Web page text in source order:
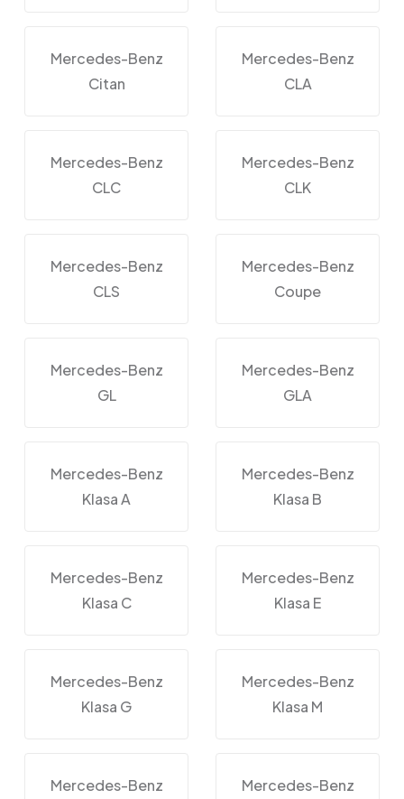
Mercedes-Benz
Citan
Mercedes-Benz
CLA
Mercedes-Benz
CLC
Mercedes-Benz
CLK
Mercedes-Benz
CLS
Mercedes-Benz
Coupe
Mercedes-Benz
GL
Mercedes-Benz
GLA
Mercedes-Benz
Klasa A
Mercedes-Benz
Klasa B
Mercedes-Benz
Klasa C
Mercedes-Benz
Klasa E
Mercedes-Benz
Klasa G
Mercedes-Benz
Klasa M
Mercedes-Benz
Mercedes-Benz